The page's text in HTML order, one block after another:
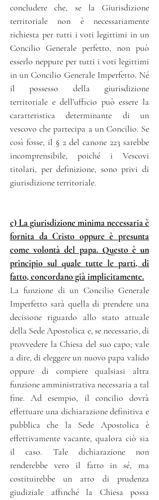
concludere che, se la Giurisdizione
territoriale non è necessariamente
richiesta per tutti i voti legittimi in un
Concilio Generale perfetto, non può
esserlo neppure per tutti i voti legittimi
in un Concilio Generale Imperfetto. Né
il possesso della giurisdizione
territoriale e dell’ufficio può essere la
caratteristica determinante di un
vescovo che partecipa a un Concilio. Se
così fosse, il § 2 del canone 223 sarebbe
incomprensibile, poiché i Vescovi
titolari, per definizione, sono privi di
giurisdizione territoriale.
c) La giurisdizione minima necessaria è
fornita da Cristo oppure è presunta
come volontà del papa. Questo è un
principio sul quale tutte le parti, di
fatto, concordano già implicitamente.
La funzione di un Concilio Generale
Imperfetto sarà quella di prendere una
decisione riguardo allo stato attuale
della Sede Apostolica e, se necessario, di
provvedere la Chiesa del suo capo; vale
a dire, di eleggere un nuovo papa valido
oppure di compiere qualsiasi altra
funzione amministrativa necessaria a tal
fine. Ad esempio, il concilio dovrà
effettuare una dichiarazione definitiva e
pubblica che la Sede Apostolica è
effettivamente vacante, qualora ciò sia
il caso. Tale dichiarazione non
renderebbe vero il fatto in sé, ma
costituirebbe un atto di prudenza
giudiziale affinché la Chiesa possa